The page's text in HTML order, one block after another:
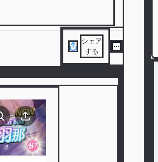
シェア
する